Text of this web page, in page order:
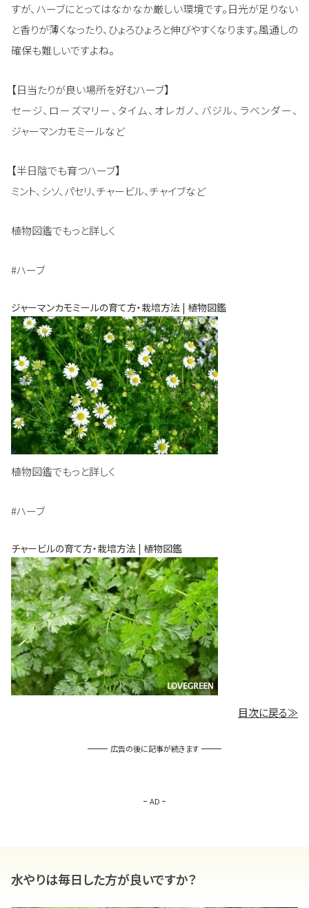
すが、ハーブにとってはなかなか厳しい環境です。日光が足りない
と香りが薄くなったり、ひょろひょろと伸びやすくなります。風通しの
確保も難しいですよね。
【日当たりが良い場所を好むハーブ】
セージ、ローズマリー、タイム、オレガノ、バジル、ラベンダー、
ジャーマンカモミールなど
【半日陰でも育つハーブ】
ミント、シソ、パセリ、チャービル、チャイブなど
植物図鑑でもっと詳しく
#ハーブ
ジャーマンカモミールの育て方・栽培方法 | 植物図鑑
植物図鑑でもっと詳しく
#ハーブ
チャービルの育て方・栽培方法 | 植物図鑑
目次に戻る≫
広告の後に記事が続きます
AD
水やりは毎日した方が良いですか？